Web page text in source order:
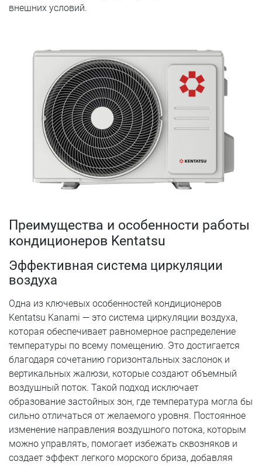
внешних условий.
Преимущества и особенности работы
кондиционеров Kentatsu
Эффективная система циркуляции
воздуха
Одна из ключевых особенностей кондиционеров
Kentatsu Kanami — это система циркуляции воздуха,
которая обеспечивает равномерное распределение
температуры по всему помещению. Это достигается
благодаря сочетанию горизонтальных заслонок и
вертикальных жалюзи, которые создают объемный
воздушный поток. Такой подход исключает
образование застойных зон, где температура могла бы
сильно отличаться от желаемого уровня. Постоянное
изменение направления воздушного потока, которым
можно управлять, помогает избежать сквозняков и
создает эффект легкого морского бриза, добавляя